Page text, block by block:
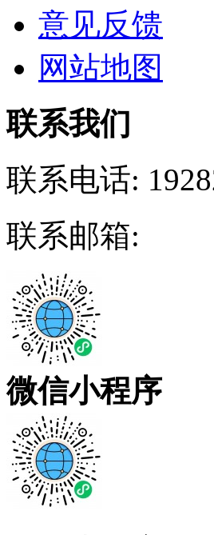
意见反馈
网站地图
联系我们
联系电话:
联系邮箱:
微信小程序